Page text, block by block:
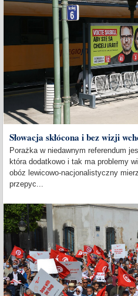
Słowacja skłócona i bez wizji
Porażka w niedawnym referendum
która dodatkowo i tak ma problemy
obóz lewicowo-nacjonalistyczny
przepyc...